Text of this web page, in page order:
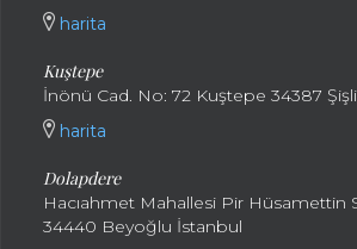
harita
Kuştepe
İnönü Cad. No: 72 Kuştepe 34387
harita
Dolapdere
Hacıahmet Mahallesi Pir Hüsamettin
34440 Beyoğlu İstanbul